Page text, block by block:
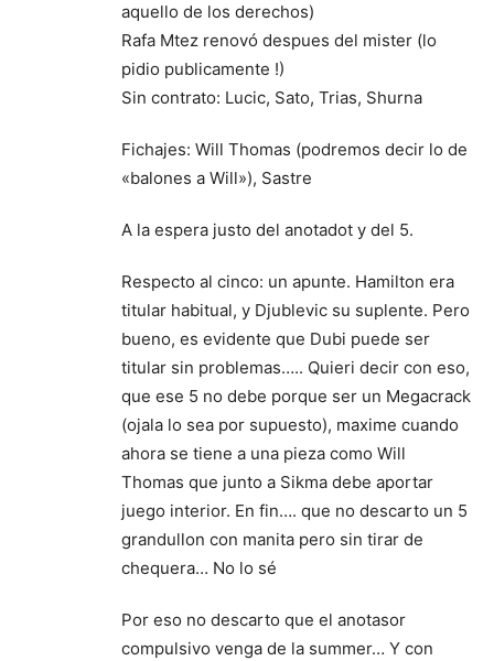
aquello de los derechos)
Rafa Mtez renovó despues del mister (lo
pidio publicamente !)
Sin contrato: Lucic, Sato, Trias, Shurna
Fichajes: Will Thomas (podremos decir lo de
«balones a Will»), Sastre
A la espera justo del anotadot y del 5.
Respecto al cinco: un apunte. Hamilton era
titular habitual, y Djublevic su suplente. Pero
bueno, es evidente que Dubi puede ser
titular sin problemas….. Quieri decir con eso,
que ese 5 no debe porque ser un Megacrack
(ojala lo sea por supuesto), maxime cuando
ahora se tiene a una pieza como Will
Thomas que junto a Sikma debe aportar
juego interior. En fin…. que no descarto un 5
grandullon con manita pero sin tirar de
chequera… No lo sé
Por eso no descarto que el anotasor
compulsivo venga de la summer… Y con